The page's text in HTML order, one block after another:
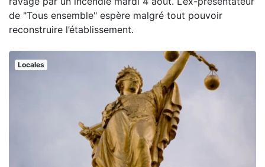
de "Tous ensemble" espère malgré tout pouvoir
reconstruire l’établissement.
Locales